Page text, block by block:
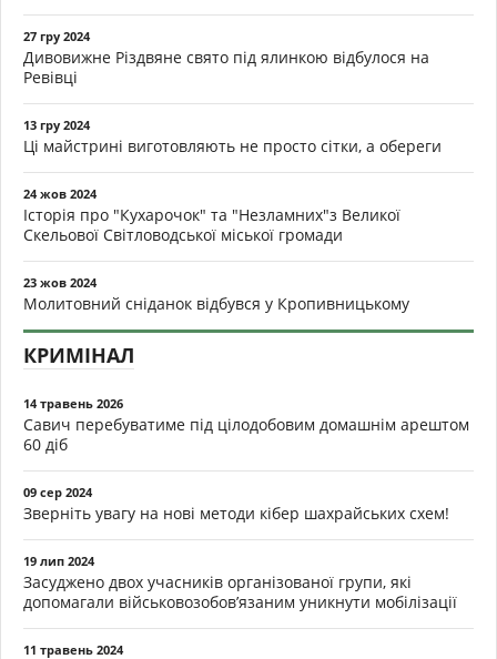
27 гру 2024
Дивовижне Різдвяне свято під ялинкою відбулося на
Ревівці
13 гру 2024
Ці майстрині виготовляють не просто сітки, а обереги
24 жов 2024
Історія про "Кухарочок" та "Незламних"з Великої
Скельової Світловодської міської громади
23 жов 2024
Молитовний сніданок відбувся у Кропивницькому
КРИМІНАЛ
14 травень 2026
Савич перебуватиме під цілодобовим домашнім арештом
60 діб
09 сер 2024
Зверніть увагу на нові методи кібер шахрайських схем!
19 лип 2024
Засуджено двох учасників організованої групи, які
допомагали військовозобов’язаним уникнути мобілізації
11 травень 2024